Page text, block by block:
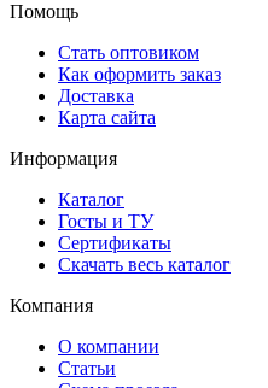
Помощь
Стать оптовиком
Как оформить заказ
Доставка
Карта сайта
Информация
Каталог
Госты и ТУ
Сертификаты
Скачать весь каталог
Компания
О компании
Статьи